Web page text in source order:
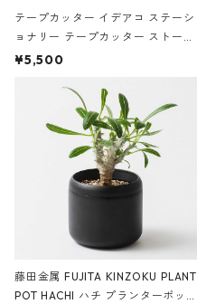
テープカッター イデアコ ステーシ
ョナリー テープカッター ストーン
サンドカラー 石調 ideaco Station
¥5,500
藤田金属 FUJITA KINZOKU PLANT
POT HACHI ハチ プランターポッ